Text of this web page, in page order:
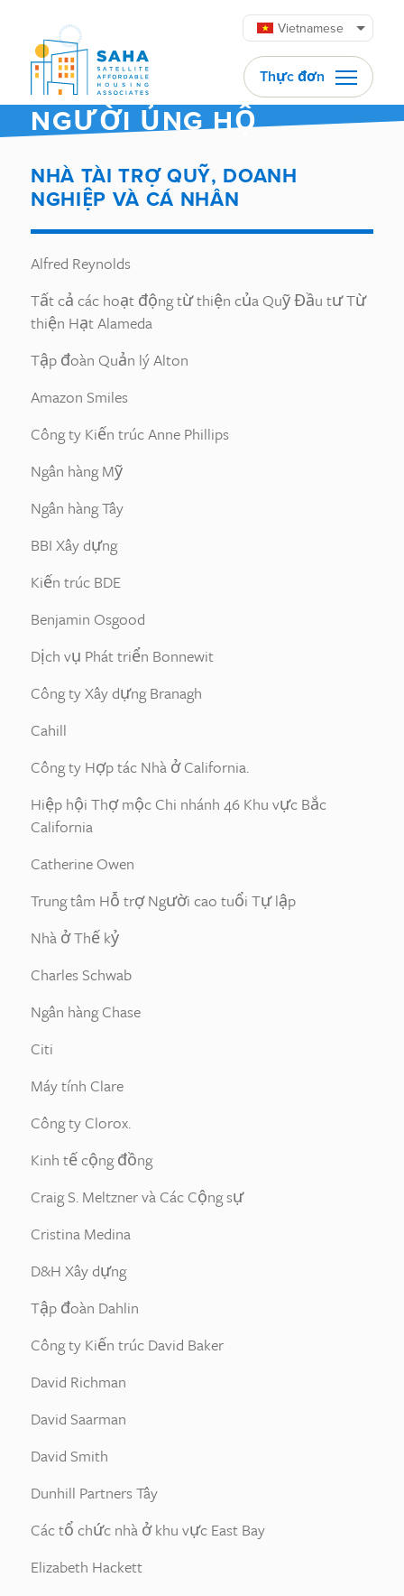
Vietnamese
Thực đơn
NGƯỜI ỦNG HỘ
NHÀ TÀI TRỢ QUỸ, DOANH
NGHIỆP VÀ CÁ NHÂN
Alfred Reynolds
Tất cả các hoạt động từ thiện của Quỹ Đầu tư Từ
thiện Hạt Alameda
Tập đoàn Quản lý Alton
Amazon Smiles
Công ty Kiến trúc Anne Phillips
Ngân hàng Mỹ
Ngân hàng Tây
BBI Xây dựng
Kiến trúc BDE
Benjamin Osgood
Dịch vụ Phát triển Bonnewit
Công ty Xây dựng Branagh
Cahill
Công ty Hợp tác Nhà ở California.
Hiệp hội Thợ mộc Chi nhánh 46 Khu vực Bắc
California
Catherine Owen
Trung tâm Hỗ trợ Người cao tuổi Tự lập
Nhà ở Thế kỷ
Charles Schwab
Ngân hàng Chase
Citi
Máy tính Clare
Công ty Clorox.
Kinh tế cộng đồng
Craig S. Meltzner và Các Cộng sự
Cristina Medina
D&H Xây dựng
Tập đoàn Dahlin
Công ty Kiến trúc David Baker
David Richman
David Saarman
David Smith
Dunhill Partners Tây
Các tổ chức nhà ở khu vực East Bay
Elizabeth Hackett